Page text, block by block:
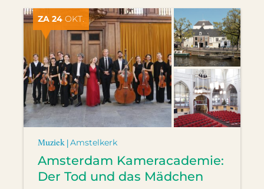
ZA 24 OKT.
Muziek |Amstelkerk
Amsterdam Kameracademie:
Der Tod und das Mädchen